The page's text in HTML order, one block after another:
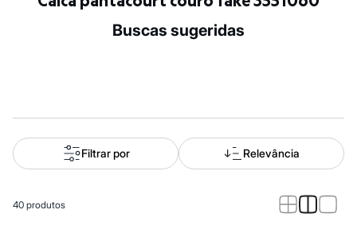
Plus Size
Alfaiataria
Novidades
Roupas
Blusas e Camisetas
Casacos e Jaquetas
buscas sugeridas
Filtrar por Relevância
40 produtos